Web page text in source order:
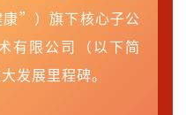
”）旗下核心子公
有限公司（以下简
发展里程碑。